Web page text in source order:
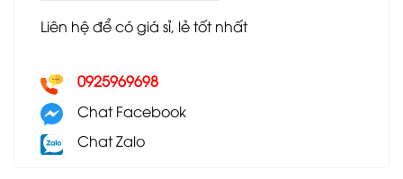
Liên hệ để có giá sỉ, lẻ tốt nhất
0925969698
Chat Facebook
Chat Zalo